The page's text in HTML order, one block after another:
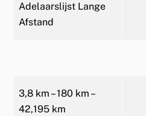
Adelaarslijst Lange
Afstand
3,8 km – 180 km –
42,195 km